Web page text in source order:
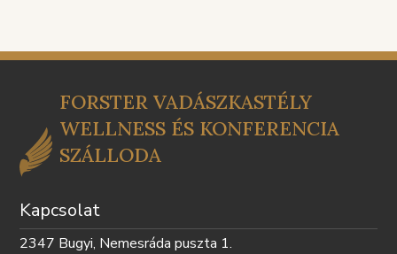
FORSTER VADÁSZKASTÉLY
WELLNESS ÉS KONFERENCIA
SZÁLLODA
Kapcsolat
2347 Bugyi, Nemesráda puszta 1.